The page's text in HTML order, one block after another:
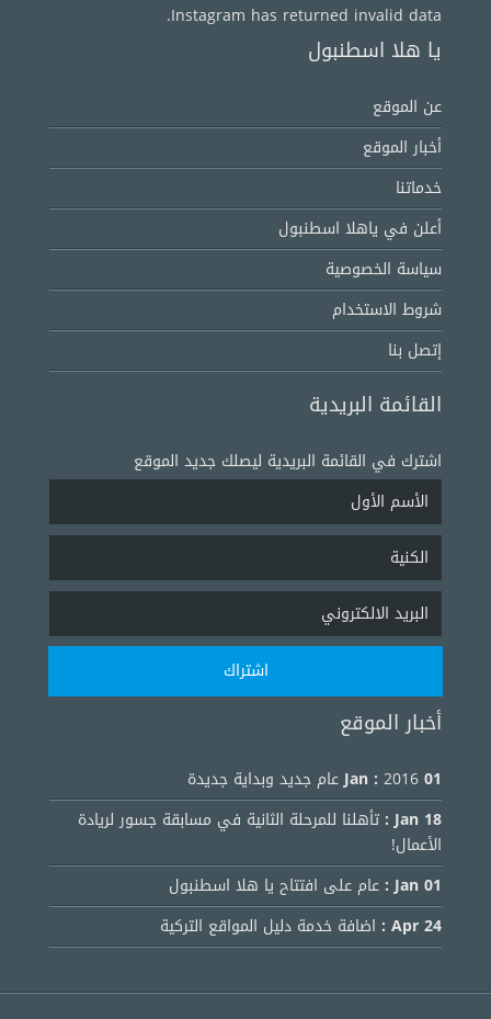
Instagram has returned invalid data.
يا هلا اسطنبول
عن الموقع
أخبار الموقع
خدماتنا
أعلن في ياهلا اسطنبول
سياسة الخصوصية
شروط الاستخدام
إتصل بنا
القائمة البريدية
اشترك في القائمة البريدية ليصلك جديد الموقع
أخبار الموقع
01 Jan :2016 عام جديد وبداية جديدة
18 Jan :
تأهلنا للمرحلة الثانية في مسابقة جسور لريادة
الأعمال!
01 Jan :
عام على افتتاح يا هلا اسطنبول
24 Apr :
اضافة خدمة دليل المواقع التركية